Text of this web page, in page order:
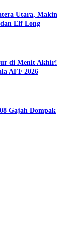
Utara, Makin
dan Elf Long
di Menit Akhir!
AFF 2026
Gajah Dompak